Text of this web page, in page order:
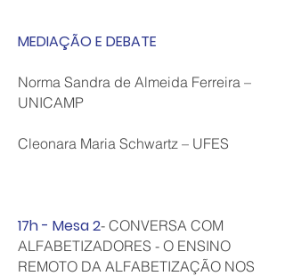
MEDIAÇÃO E DEBATE
Norma Sandra de Almeida Ferreira –
UNICAMP
Cleonara Maria Schwartz – UFES
17h - Mesa 2- CONVERSA COM
ALFABETIZADORES - O ENSINO
REMOTO DA ALFABETIZAÇÃO NOS